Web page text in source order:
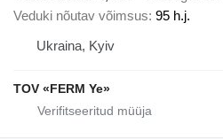
Veduki nõutav võimsus 95 h.j.
Ukraina, Kyiv
TOV «FERM Ye»